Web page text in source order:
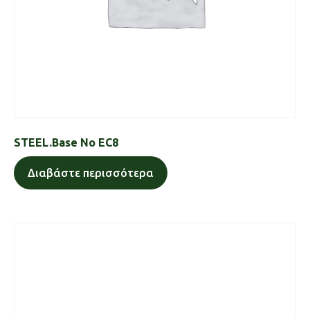
STEEL.Base No EC8
Διαβάστε περισσότερα